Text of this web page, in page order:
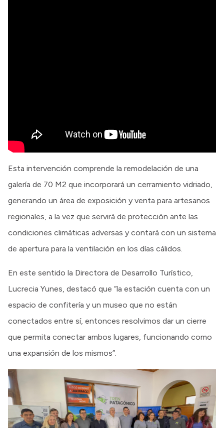
Esta intervención comprende la remodelación de una
galería de 70 M2 que incorporará un cerramiento vidriado,
generando un área de exposición y venta para artesanos
regionales, a la vez que servirá de protección ante las
condiciones climáticas adversas y contará con un sistema
de apertura para la ventilación en los días cálidos.
En este sentido la Directora de Desarrollo Turístico,
Lucrecia Yunes, destacó que “la estación cuenta con un
espacio de confitería y un museo que no están
conectados entre sí, entonces resolvimos dar un cierre
que permita conectar ambos lugares, funcionando como
una expansión de los mismos”.